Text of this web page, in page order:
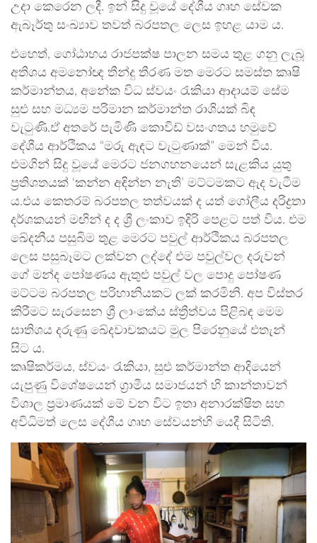
උදා කෙරෙන ලදී. ඉන් සිදු වූයේ දේශීය ගෘහ සේවක
ඇබෑර්තු සංඛ්‍යාව තවත් බරපතල ලෙස ඉහළ යාම ය.
එහෙත්, ගෝඨාභය රාජපක්ෂ පාලන සමය තුළ ගනු ලැබූ
අතිශය අමනෝඥ තීන්දු තීරණ මත මෙරට සමස්ත කෘෂි
කර්මාන්තය, අනේක විධ ස්වයං රැකියා ආදායම් සේම
සුළු සහ මධ්‍යම පරිමාන කර්මාන්ත රාශියක් බිඳ
වැටුණි.ඒ අතරේ පැමිණි කොවිඩ් වසංගතය හමුවේ
දේශීය ආර්ථිකය “මරු ඇඳට වැටුණාක්” මෙන් විය.
එමගින් සිදු වූයේ මෙරට ජනගහනයෙන් සැළකිය යුතු
ප්‍රතිශතයක් ‘කන්න අඳින්න නැති’ මට්ටමකට ඇද වැටීම
ය.එය කෙතරම් බරපතල තත්වයක් ද යත් ගෝලීය දරිද්‍රතා
දර්ශකයන් මඟින් ද ද ශ්‍රී ලංකාව ඉදිරි පෙළට පත් විය. එම
ඛේදනීය පසුබිම තුළ මෙරට පවුල් ආර්ථිකය බරපතල
ලෙස පසුබෑමට ලක්වන ලද්දේ එම පවුල්වල දරුවන්
ගේ මන්ද පෝෂණය ඇතුළු පවුල් වල පොදු පෝෂණ
මට්ටම බරපතල පරිහානියකට ලක් කරමිනි. අප විස්තර
කිරීමට සැරසෙන ශ්‍රී ලාංකේය ස්ත්‍රීත්වය පිළිබඳ මෙම
සාතිශය දරුණු ඛේදවාචකයට මුල පිරෙනුයේ එතැන්
සිට ය.
කෘෂිකර්මය, ස්වයං රැකියා, සුළු කර්මාන්ත ආදියෙන්
යැපුණු විශේෂයෙන් ග්‍රාමීය සමාජයන් හි කාන්තාවන්
විශාල ප්‍රමාණයක් මේ වන විට ඉතා අනාරක්ෂිත සහ
අවිධිමත් ලෙස දේශීය ගෘහ සේවයන්හි යෙදී සිටිති.